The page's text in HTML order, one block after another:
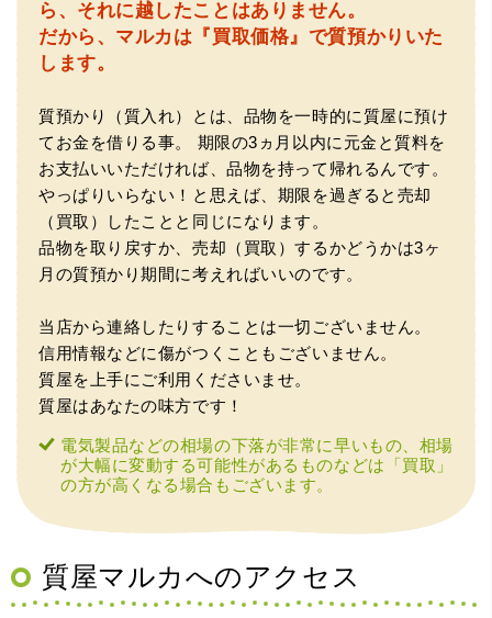
（兵庫県神戸市）別のお店でメール査定した際の1.5倍の金
額を提示いただけたので即決しました。楽器も安心してお
任せできそうです!
（大阪府大阪市）丁寧に査定していただいたうえ、商品保
管に関する知識も教えて頂けました。戻ってきた際には教
えていただいた通りに保管してみようと思います。
ら、それに越したことはありません。
だから、マルカは『買取価格』で質預かりいた
します。
質預かり（質入れ）とは、品物を一時的に質屋に預け
てお金を借りる事。
期限の3ヵ月以内に元金と質料を
お支払いいただければ、品物を持って帰れるんです。
やっぱりいらない！と思えば、期限を過ぎると売却
（買取）したことと同じになります。
品物を取り戻すか、売却（買取）するかどうかは3ヶ
月の質預かり期間に考えればいいのです。
当店から連絡したりすることは一切ございません。
信用情報などに傷がつくこともございません。
質屋を上手にご利用くださいませ。
質屋はあなたの味方です！
電気製品などの相場の下落が非常に早いもの、相場
が大幅に変動する可能性があるものなどは「買取」
の方が高くなる場合もございます。
質屋マルカへのアクセス